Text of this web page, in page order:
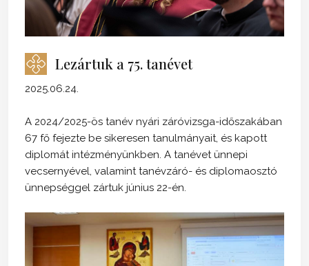
Lezártuk a 75. tanévet
2025.06.24.
A 2024/2025-ös tanév nyári záróvizsga-időszakában
67 fő fejezte be sikeresen tanulmányait, és kapott
diplomát intézményünkben. A tanévet ünnepi
vecsernyével, valamint tanévzáró- és diplomaosztó
ünnepséggel zártuk június 22-én.